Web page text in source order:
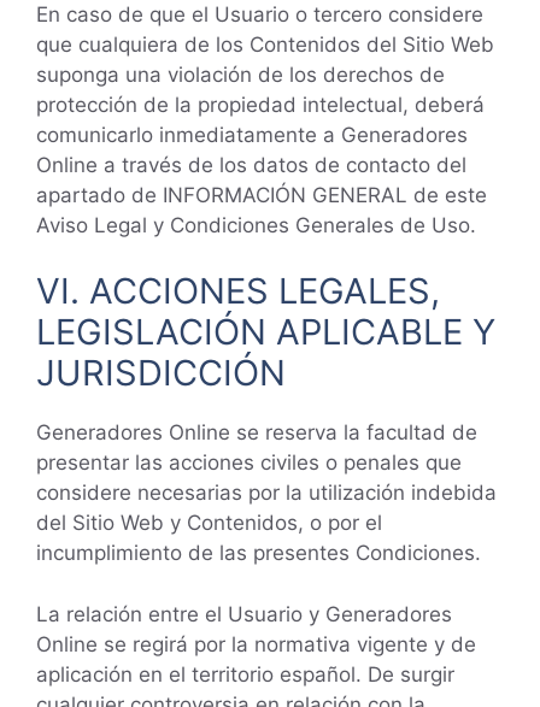
En caso de que el Usuario o tercero considere
que cualquiera de los Contenidos del Sitio Web
suponga una violación de los derechos de
protección de la propiedad intelectual, deberá
comunicarlo inmediatamente a Generadores
Online a través de los datos de contacto del
apartado de INFORMACIÓN GENERAL de este
Aviso Legal y Condiciones Generales de Uso.
VI. ACCIONES LEGALES,
LEGISLACIÓN APLICABLE Y
JURISDICCIÓN
Generadores Online se reserva la facultad de
presentar las acciones civiles o penales que
considere necesarias por la utilización indebida
del Sitio Web y Contenidos, o por el
incumplimiento de las presentes Condiciones.
La relación entre el Usuario y Generadores
Online se regirá por la normativa vigente y de
aplicación en el territorio español. De surgir